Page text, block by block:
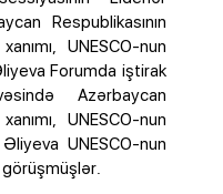
Respublikasının
UNESCO-nun
Forumda iştirak
Azərbaycan
UNESCO-nun
UNESCO-nun